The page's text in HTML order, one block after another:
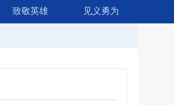
致敬英雄 见义勇为